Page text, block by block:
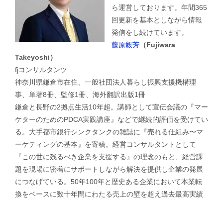
ら運営しております。年間365
回更新を基本としながら情報
発信をし続けています。
藤原毅芳 （Fujiwara
Takeyoshi）
fjコンサルタンツ
神奈川県鎌倉市在住、一般社団法人暮らし振興支援機構理
事、単著8冊、監修1冊、海外翻訳出版1冊
鎌倉と長野の2拠点生活10年超。講師として宣伝会議の『マー
ケターのためのPDCA実践講座』などで継続的評価を受けてい
る。大手都市銀行シンクタンクの雑誌に『売れる仕組み〜マ
ーケティングの基本』を寄稿。経営コンサルタントとして
『この世に残るべき企業を支援する』の理念のもと、経営課
題を現場に密着にサポートしながら解決を提供し企業の発展
につなげている。50年100年と歴史ある企業において本業転
換をベースに数十年間にわたる売上の壁を超え過去最高実績